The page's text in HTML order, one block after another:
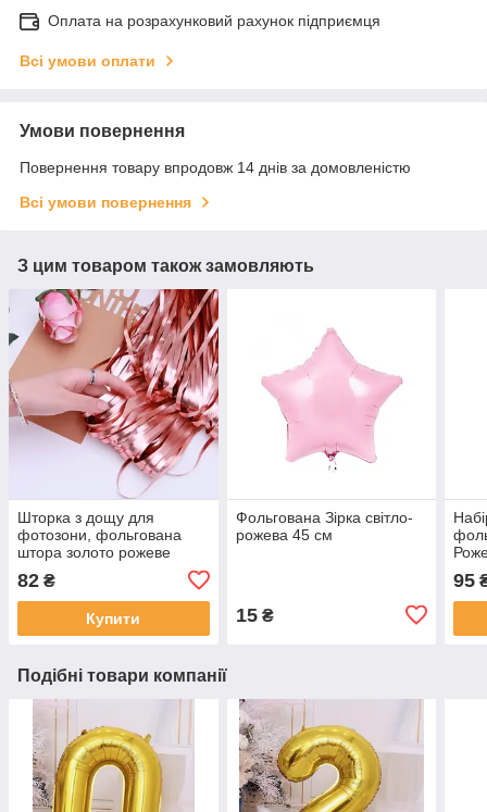
Оплата на розрахунковий рахунок підприємця
Всі умови оплати
Умови повернення
Повернення товару впродовж 14 днів за домовленістю
Всі умови повернення
З цим товаром також замовляють
Шторка з дощу для
фотозони, фольгована
штора золото рожеве
82 ₴
Купити
Фольгована Зірка світло-
рожева 45 см
15₴
95
Подібні товари компанії